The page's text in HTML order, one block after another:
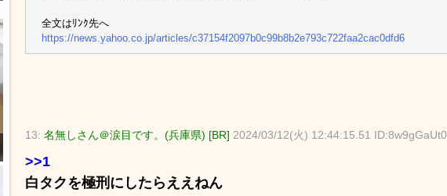
全文はﾘﾝｸ先へ
https://news.yahoo.co.jp/articles/c37154f2097b0c99b8b2e793c722faa2cac0dfd6
13: 名無しさん＠涙目です。(兵庫県) [BR] 2024/03/12(火) 12:44:15.51 ID:8w9gGaUt0
>>1
白タクを極刑にしたらええねん